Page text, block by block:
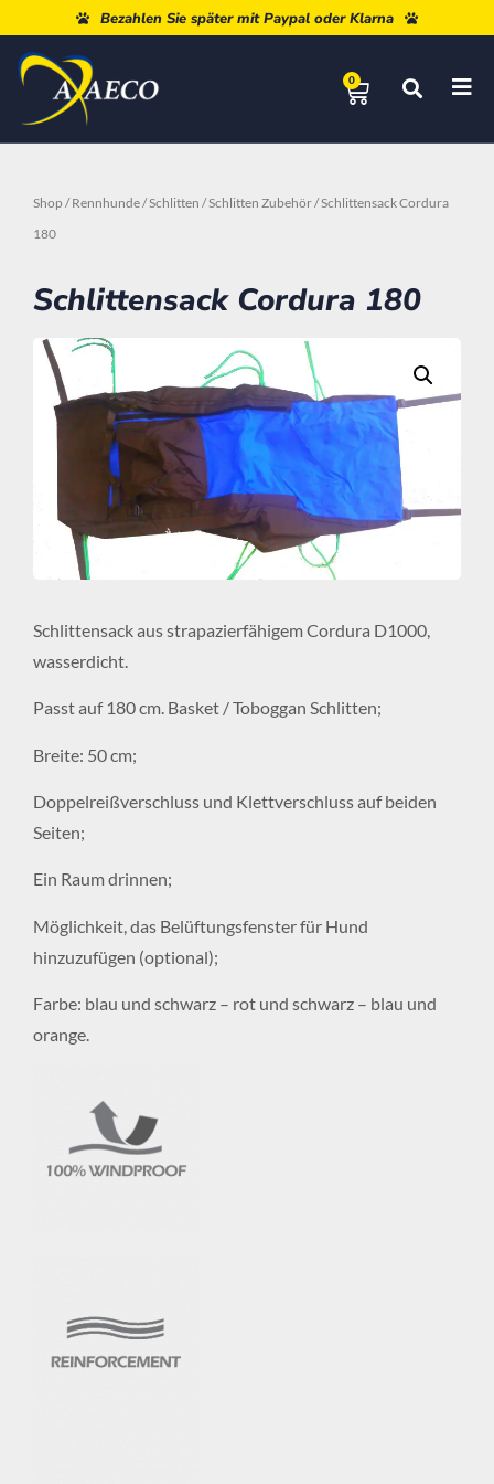
Kostenloser Versand ab 80 €
Bezahlen Sie später mit Paypal oder Klarna
0
Shop /Rennhunde/Schlitten /Schlitten Zubehör/ Schlittensack Cordura
180
Schlittensack Cordura 180
Schlittensack aus strapazierfähigem Cordura D1000,
wasserdicht.
Passt auf 180 cm. Basket / Toboggan Schlitten;
Breite: 50 cm;
Doppelreißverschluss und Klettverschluss auf beiden
Seiten;
Ein Raum drinnen;
Möglichkeit, das Belüftungsfenster für Hund
hinzuzufügen (optional);
Farbe: blau und schwarz – rot und schwarz – blau und
orange.